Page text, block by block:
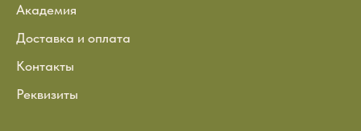
Академия
Доставка и оплата
Контакты
Реквизиты